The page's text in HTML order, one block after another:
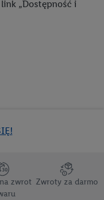
„Dostępność i
zwrot Zwroty za darmo